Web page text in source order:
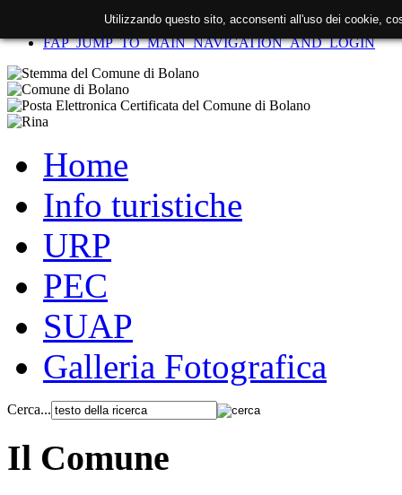
FAP_SKIP_TO_CONTENT
FAP_JUMP_TO_MAIN_NAVIGATION_AND_LOGIN
Home
Info turistiche
URP
PEC
SUAP
Galleria Fotografica
Cerca...
Il Comune
Utilizzando questo sito, acconsenti all'uso dei cookie,